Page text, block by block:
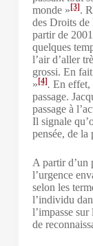
monde »[3].
des Droits de
partir de
quelques
l’air d’aller
grossi. En
»[4]. En effet,
passage.
passage à
Il signale
pensée, de la
A partir d’un
l’urgence
selon les
l’individu
l’impasse
de